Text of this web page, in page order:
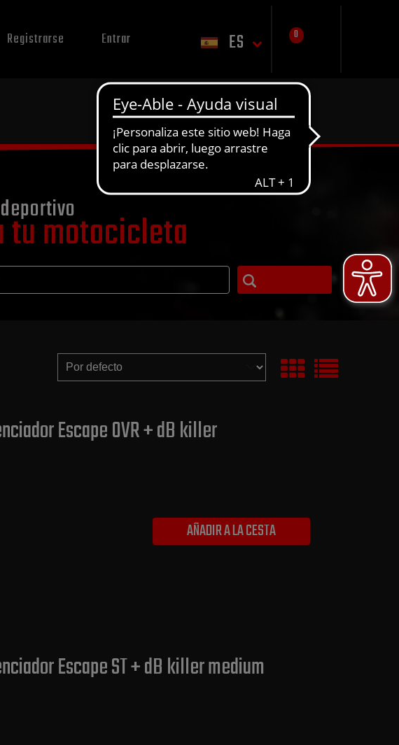
Registrarse Entrar ES 0
tu motocicleta
Escape OVR + dB killer
AÑADIR A LA CESTA
Escape ST + dB killer medium